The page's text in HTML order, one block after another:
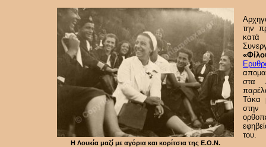
την
στα
Τάκα
στην
του.
Η Λουκία μαζί με αγόρια και κορίτσια της Ε.Ο.Ν.